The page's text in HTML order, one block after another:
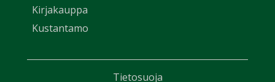
Kirjakauppa
Kustantamo
Tietosuoja